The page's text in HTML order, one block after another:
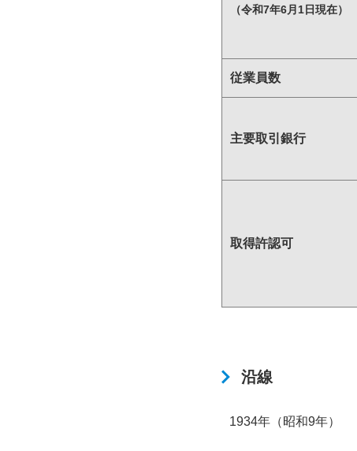
（令和7年6月1日現在）
従業員数
主要取引銀行
取得許認可
沿線
1934年（昭和9年）